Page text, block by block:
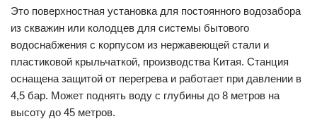
Это поверхностная установка для постоянного водозабора
из скважин или колодцев для системы бытового
водоснабжения с корпусом из нержавеющей стали и
пластиковой крыльчаткой, производства Китая. Станция
оснащена защитой от перегрева и работает при давлении в
4,5 бар. Может поднять воду с глубины до 8 метров на
высоту до 45 метров.